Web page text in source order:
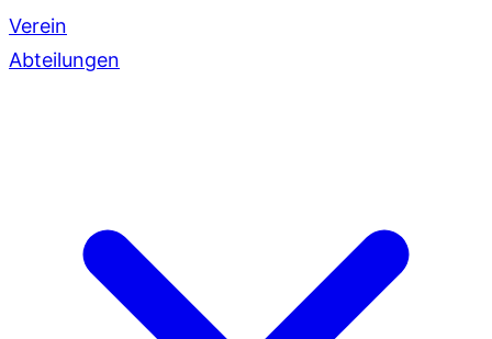
Verein
Abteilungen